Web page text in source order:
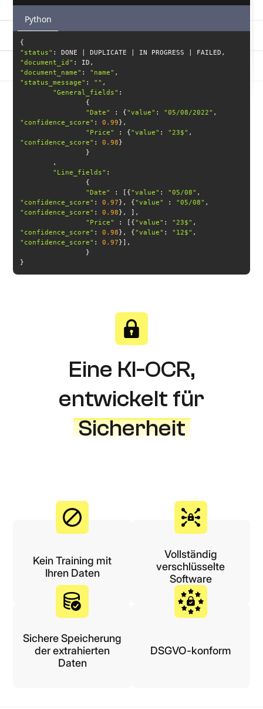
Python
"status"
"document_id"
"document_name" : "name"
"status_message" : ""
"General_fields"
"Date"
: {"value" : "05/08/2022"
"confidence_score" : 0.99
"Price"
: {"value" : "23$"
"confidence_score" : 0.98
"Line_fields"
"Date"
: [{"value" : "05/08"
"confidence_score" : 0.97}, {"value" : "05/08"
"confidence_score" : 0.98
"Price"
: [{"value" : "23$"
"confidence_score" : 0.98}, {"value" : "12$"
"confidence_score" : 0.97
}
Eine KI-OCR,
entwickelt für
Sicherheit
Kein Training mit
Ihren Daten
Vollständig
verschlüsselte
Software
Sichere Speicherung
der extrahierten
Daten
DSGVO-konform